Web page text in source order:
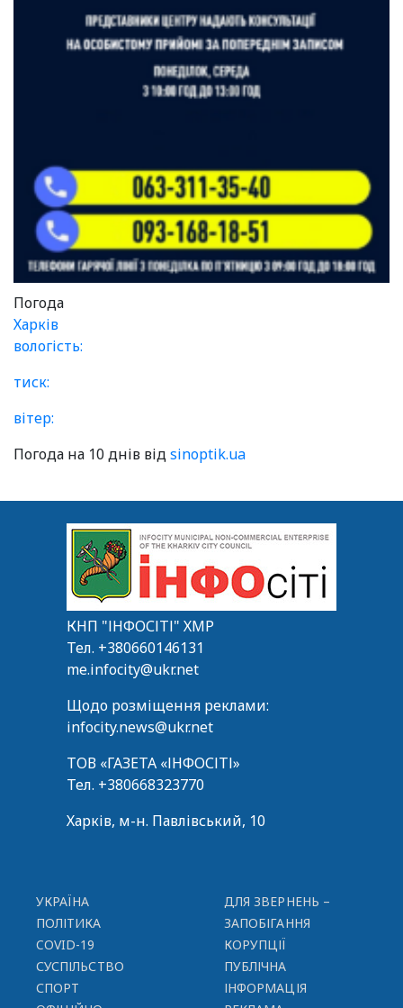
Погода
Харків
вологість:
тиск:
вітер:
Погода на 10 днів відsinoptik.ua
КНП "ІНФОСІТІ" ХМР
Тел. +380660146131
me.infocity@ukr.net
Щодо розміщення реклами:
infocity.news@ukr.net
ТОВ «ГАЗЕТА «ІНФОСІТІ»
Тел. +380668323770
Харків, м-н. Павлівський, 10
УКРАЇНА
ПОЛІТИКА
COVID-19
СУСПІЛЬСТВО
СПОРТ
ДЛЯ ЗВЕРНЕНЬ –
ЗАПОБІГАННЯ
КОРУПЦІЇ
ПУБЛІЧНА
ІНФОРМАЦІЯ